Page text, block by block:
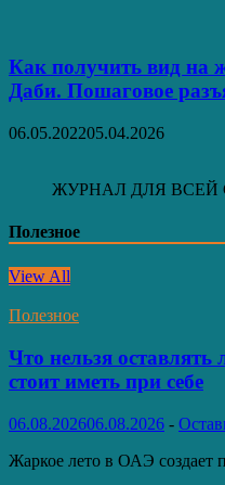
Как получить вид на
Даби. Пошаговое
06.05.202205.04.2026
ЖУРНАЛ ДЛЯ ВСЕЙ
Полезное
View All
Полезное
Что нельзя
стоит иметь при себе
06.08.202606.08.2026 -
Жаркое лето в ОАЭ создает